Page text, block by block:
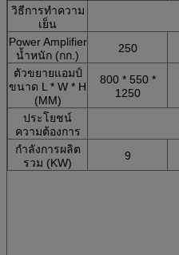
วิธีการทำความ
เย็น
Power Amplifier
น้ำหนัก (กก.)
250
ตัวขยายแอมป์
ขนาด L * W * H
(MM)
800 * 550 *
1250
ประโยชน์
ความต้องการ
กำลังการผลิต
รวม (KW)
9